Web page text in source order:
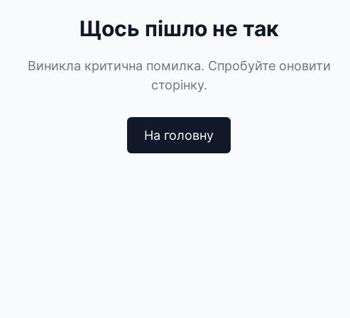
Щось пішло не так
Виникла критична помилка. Спробуйте оновити
сторінку.
На головну